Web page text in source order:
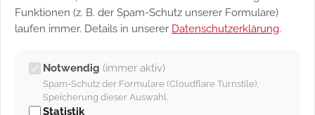
E-Mail jetzt versenden:
Die E-Mail wird nach der Betätigung dieser
Ansicht aktualisieren:
Das Fenster und eventuelle neue Inhalte werden
geladen.
Funktionen (z. B. der Spam-Schutz unserer Formulare)
laufen immer. Details in unserer Datenschutzerklärung.
Notwendig (immer aktiv)
Spam-Schutz der Formulare (Cloudflare Turnstile),
Speicherung dieser Auswahl.
Statistik